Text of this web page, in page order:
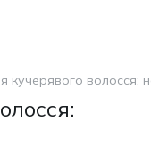
кучерявого волосся: